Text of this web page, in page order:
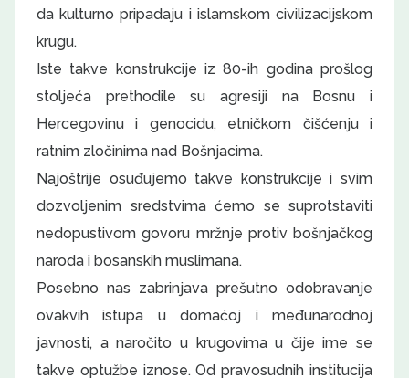
da kulturno pripadaju i islamskom civilizacijskom
krugu.
Iste takve konstrukcije iz 80-ih godina prošlog
stoljeća prethodile su agresiji na Bosnu i
Hercegovinu i genocidu, etničkom čišćenju i
ratnim zločinima nad Bošnjacima.
Najoštrije osuđujemo takve konstrukcije i svim
dozvoljenim sredstvima ćemo se suprotstaviti
nedopustivom govoru mržnje protiv bošnjačkog
naroda i bosanskih muslimana.
Posebno nas zabrinjava prešutno odobravanje
ovakvih istupa u domaćoj i međunarodnoj
javnosti, a naročito u krugovima u čije ime se
takve optužbe iznose. Od pravosudnih institucija